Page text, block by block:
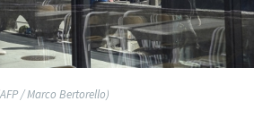
/ Marco Bertorello)